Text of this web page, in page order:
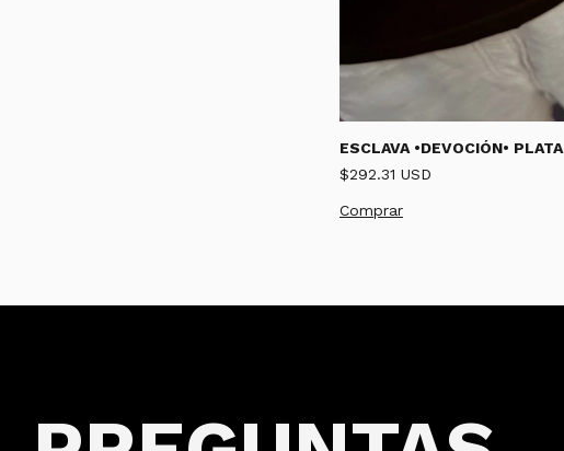
ESCLAVA •DEVOCIÓN• PLATA
$292.31 USD